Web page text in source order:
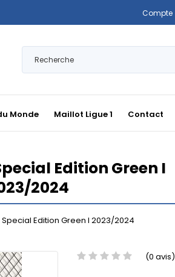
Compte
Monde Maillot Ligue 1 Contact
Edition Green I
2024
Edition Green I 2023/2024
(0 avis)